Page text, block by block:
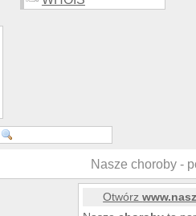
Nasze choroby -
Otwórz